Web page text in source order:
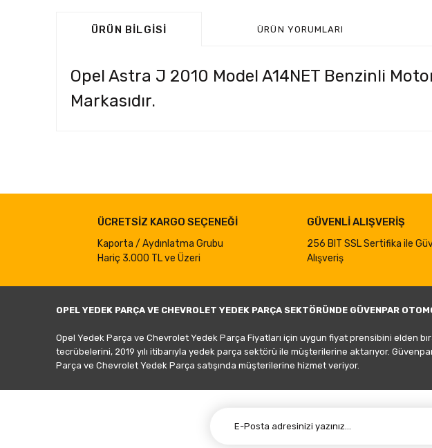
ÜRÜN BILGISI ÜRÜN YORUMLARI
Opel Astra J 2010 Model A14NET Benzinli
Markasıdır.
Ürün açıklamasında eksik bilgiler bulunuyor.
Ürün bilgilerinde hatalar bulunuyor.
Ürün fiyatı diğer sitelerden daha pahalı.
ÜCRETSİZ KARGO SEÇENEĞİ
Kaporta / Aydınlatma Grubu
Hariç 3.000 TL ve Üzeri
GÜVENLİ ALIŞVERİŞ
256 BIT SSL Sertifika ile
Alışveriş
OPEL YEDEK PARÇA VE CHEVROLET YEDEK PARÇA SEKTÖRÜNDE GÜVENPAR
Opel Yedek Parça ve Chevrolet Yedek Parça Fiyatları için uygun fiyat prensibini elden
tecrübelerini, 2019 yılı itibarıyla yedek parça sektörü ile müşterilerine aktarıyor.
Parça ve Chevrolet Yedek Parça satışında müşterilerine hizmet veriyor.